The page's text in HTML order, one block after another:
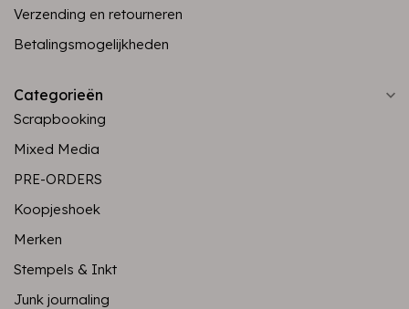
Verzending en retourneren
Betalingsmogelijkheden
Categorieën
Scrapbooking
Mixed Media
PRE-ORDERS
Koopjeshoek
Merken
Stempels & Inkt
Junk journaling